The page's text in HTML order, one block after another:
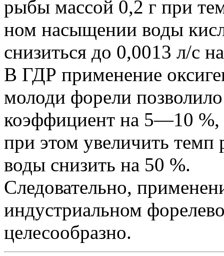
рыбы массой 0,2 г при
ном насыщении воды
снизиться до 0,0013 л/с
В ГДР применение
молоди форели
коэффициент на 5—10
при этом увеличить
воды снизить на 50 %.
Следовательно,
индустриальном
целесообразно.